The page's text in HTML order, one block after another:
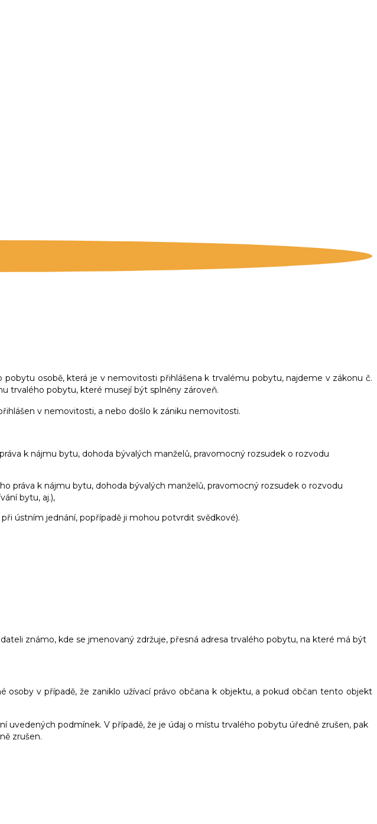
osobě, která je v nemovitosti přihlášena k trvalému pobytu, najdeme v zákonu č.
trvalého pobytu, které musejí být splněny zároveň.
v nemovitosti, a nebo došlo k zániku nemovitosti.
k nájmu bytu, dohoda bývalých manželů, pravomocný rozsudek o rozvodu
práva k nájmu bytu, dohoda bývalých manželů, pravomocný rozsudek o rozvodu
bytu, aj.),
ústním jednání, popřípadě ji mohou potvrdit svědkové).
známo, kde se jmenovaný zdržuje, přesná adresa trvalého pobytu, na které má být
v případě, že zaniklo užívací právo občana k objektu, a pokud občan tento objekt
uvedených podmínek. V případě, že je údaj o místu trvalého pobytu úředně zrušen, pak
zrušen.